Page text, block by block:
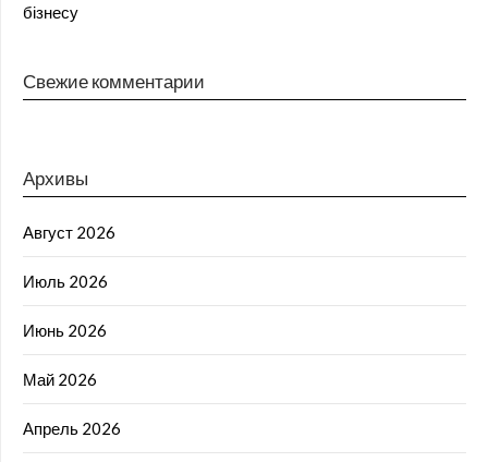
бізнесу
Свежие комментарии
Архивы
Август 2026
Июль 2026
Июнь 2026
Май 2026
Апрель 2026